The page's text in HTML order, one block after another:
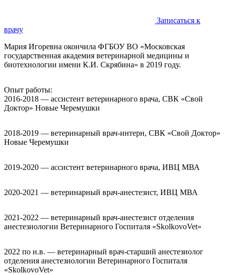
Записаться к
врачу
Мария Игоревна окончила ФГБОУ ВО «Московская
государственная академия ветеринарной медицины и
биотехнологии имени К.И. Скрябина» в 2019 году.
Опыт работы:
2016-2018 — ассистент ветеринарного врача, СВК «Свой
Доктор» Новые Черемушки
2018-2019 — ветеринарный врач-интерн, СВК «Свой Доктор»
Новые Черемушки
2019-2020 — ассистент ветеринарного врача, ИВЦ МВА
2020-2021 — ветеринарный врач-анестезист, ИВЦ МВА
2021-2022 — ветеринарный врач-анестезист отделения
анестезиологии Ветеринарного Госпиталя «SkolkovoVet»
2022 по н.в. — ветеринарный врач-старший анестезиолог
отделения анестезиологии Ветеринарного Госпиталя
«SkolkovoVet»